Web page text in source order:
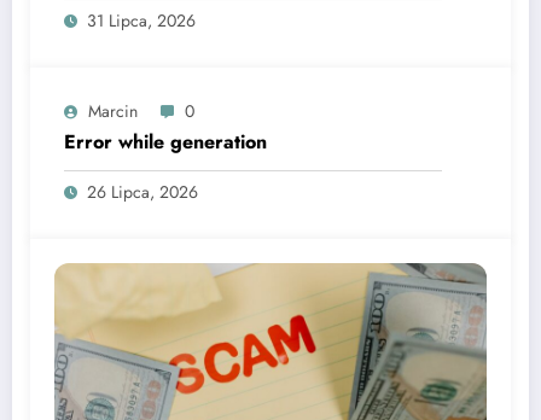
31 Lipca, 2026
Marcin 0
Error while generation
26 Lipca, 2026